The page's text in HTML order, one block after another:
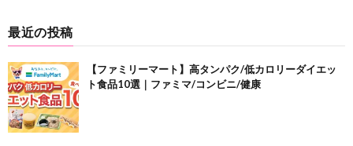
最近の投稿
【ファミリーマート】高タンパク/低カロリーダイエッ
ト食品10選｜ファミマ/コンビニ/健康